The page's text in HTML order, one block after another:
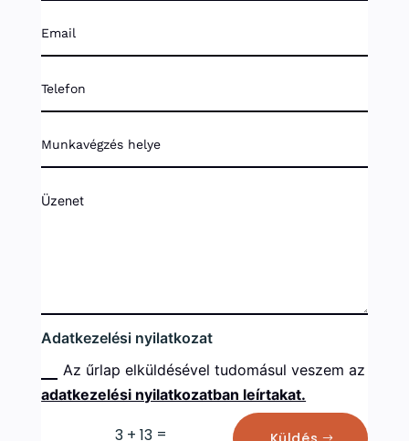
Adatkezelési nyilatkozat
Az űrlap elküldésével tudomásul veszem az
adatkezelési nyilatkozatban leírtakat.
3 + 13=